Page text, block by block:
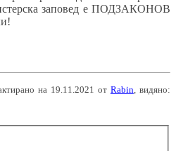
заповед е ПОДЗАКОНОВ
на 19.11.2021 от Rabin, видяно: